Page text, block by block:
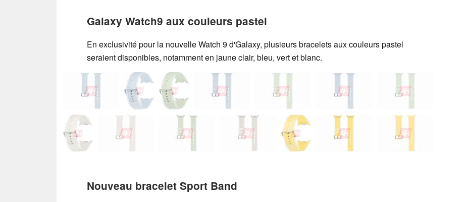
Galaxy Watch9 aux couleurs pastel
En exclusivité pour la nouvelle Watch 9 d'Galaxy, plusieurs bracelets aux couleurs pastel
seraient disponibles, notamment en jaune clair, bleu, vert et blanc.
Nouveau bracelet Sport Band